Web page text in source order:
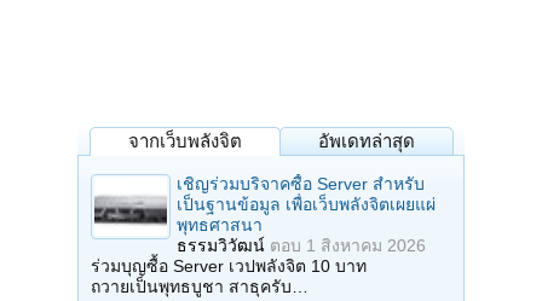
จากเว็บพลังจิต อัพเดทล่าสุด
เชิญร่วมบริจาคซื้อ Server สำหรับ
เป็นฐานข้อมูล เพื่อเว็บพลังจิตเผยแผ่
พุทธศาสนา
ธรรมวิวัฒน์ ตอบ 1 สิงหาคม 2026
ร่วมบุญซื้อ Server เวปพลังจิต 10 บาท
ถวายเป็นพุทธบูชา สาธุครับ…